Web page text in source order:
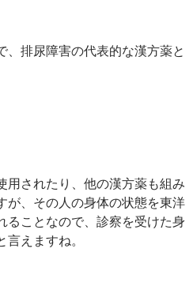
排尿障害の代表的な漢方薬と
されたり、他の漢方薬も組み
が、その人の身体の状態を東洋
ることなので、診察を受けた身
えますね。